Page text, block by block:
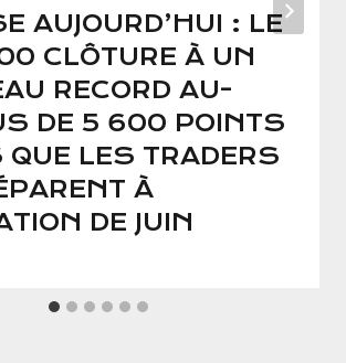
AUJOURD’HUI : LE
CLÔTURE À UN
RECORD AU-
DE 5 600 POINTS
QUE LES TRADERS
À
DE JUIN